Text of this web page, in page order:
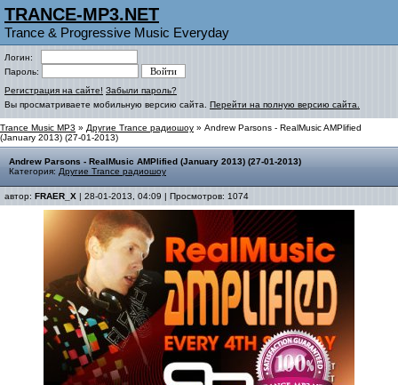
TRANCE-MP3.NET
Trance & Progressive Music Everyday
Логин:
Пароль:
Регистрация на сайте! Забыли пароль?
Вы просматриваете мобильную версию сайта. Перейти на полную версию сайта.
Trance Music MP3 » Другие Trance радиошоу » Andrew Parsons - RealMusic AMPlified
(January 2013) (27-01-2013)
Andrew Parsons - RealMusic AMPlified (January 2013) (27-01-2013)
Категория: Другие Trance радиошоу
автор: FRAER_X | 28-01-2013, 04:09 | Просмотров: 1074